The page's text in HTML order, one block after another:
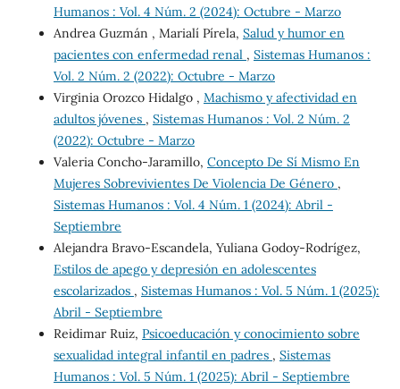
Humanos : Vol. 4 Núm. 2 (2024): Octubre - Marzo
Andrea Guzmán , Marialí Pírela, Salud y humor en
pacientes con enfermedad renal , Sistemas Humanos :
Vol. 2 Núm. 2 (2022): Octubre - Marzo
Virginia Orozco Hidalgo , Machismo y afectividad en
adultos jóvenes , Sistemas Humanos : Vol. 2 Núm. 2
(2022): Octubre - Marzo
Valeria Concho-Jaramillo, Concepto De Sí Mismo En
Mujeres Sobrevivientes De Violencia De Género ,
Sistemas Humanos : Vol. 4 Núm. 1 (2024): Abril -
Septiembre
Alejandra Bravo-Escandela, Yuliana Godoy-Rodrígez,
Estilos de apego y depresión en adolescentes
escolarizados , Sistemas Humanos : Vol. 5 Núm. 1 (2025):
Abril - Septiembre
Reidimar Ruiz, Psicoeducación y conocimiento sobre
sexualidad integral infantil en padres , Sistemas
Humanos : Vol. 5 Núm. 1 (2025): Abril - Septiembre